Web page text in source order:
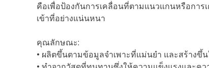
คือเพื่อป้องกันการเคลื่อนที่ตามแนวแกนหรือกา
เข้าที่อย่างแน่นหนา
คุณลักษณะ:
• ผลิตขึ้นตามข้อมูลจำเพาะที่แม่นยำ และสร้าง